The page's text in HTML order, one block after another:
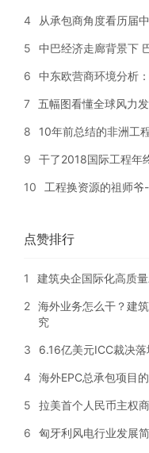
4 从承包商角度看历届
5 中巴经济走廊背景下
6 中东欧营商环境分析
7 五幅图看懂全球风力
8 10年前总结的非洲工
9 干了2018国际工程年
10 工程换资源的祖师爷
点赞排行
1 建筑央企国际化高质
2 海外业务怎么干？建
究
3 6.16亿美元ICC裁决
4 海外EPC总承包项目
5 拉美首个人民币主权
6 匈牙利风电行业发展